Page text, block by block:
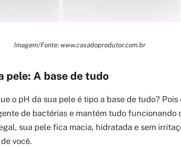
Imagem/Fonte: www.casadoprodutor.com.br
pele: A base de tudo
o pH da sua pele é tipo a base de tudo? Pois
de bactérias e mantém tudo funcionando
sua pele fica macia, hidratada e sem
você.